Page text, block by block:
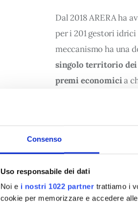
Consenso
Uso responsabile dei dati
Noi e i nostri 1022 partner trattiamo i
cookie per memorizzare e accedere
Dal 2018 ARERA ha
per i 201 gestori
meccanismo ha una
singolo territorio
premi economici a
La Qualità
gestore comunica e
trasparenza delle